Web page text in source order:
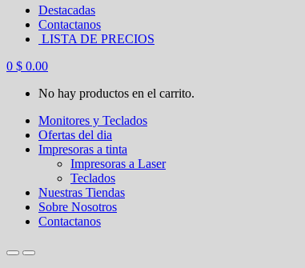
Destacadas
Contactanos
LISTA DE PRECIOS
0 $ 0.00
No hay productos en el carrito.
Monitores y Teclados
Ofertas del dia
Impresoras a tinta
Impresoras a Laser
Teclados
Nuestras Tiendas
Sobre Nosotros
Contactanos